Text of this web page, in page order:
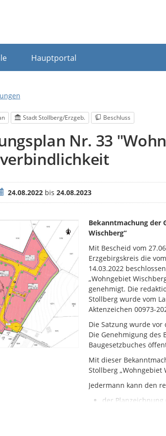
Hauptportal
Stadt Stollberg/Erzgeb. Beschluss
Nr. 33
24.08.2022bis 24.08.2023
Bekanntmachung der
Wischberg“
Mit Bescheid vom
Erzgebirgskreis die
14.03.2022
„Wohngebiet
genehmigt. Die
Stollberg wurde vom
Aktenzeichen 00973-
Die Satzung wurde vor
Die Genehmigung des
Baugesetzbuches
Mit dieser
Stollberg „Wohngebiet
Jedermann kann den
der Planzeichnung
den textlichen